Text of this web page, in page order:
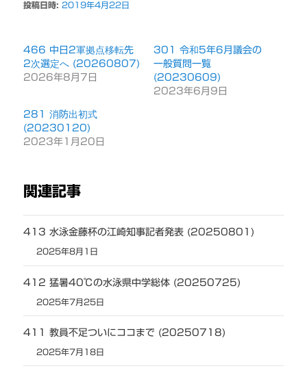
投稿日時: 2019年4月22日
466 中日2軍拠点移転先
2次選定へ (20260807)
2026年8月7日
301 令和5年6月議会の
一般質問一覧
(20230609)
2023年6月9日
281 消防出初式
(20230120)
2023年1月20日
関連記事
413 水泳金藤杯の江崎知事記者発表 (20250801)
2025年8月1日
412 猛暑40℃の水泳県中学総体 (20250725)
2025年7月25日
411 教員不足ついにココまで (20250718)
2025年7月18日